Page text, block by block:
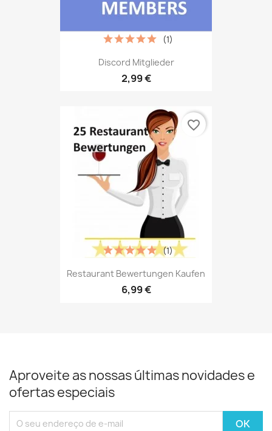
Discord Mitglieder
2,99 €
(1)
Restaurant Bewertungen Kaufen
6,99 €
(1)
favorite_border
Aproveite as nossas últimas novidades e
ofertas especiais